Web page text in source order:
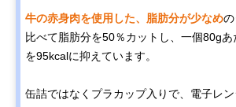
牛の赤身肉を使用した、脂肪分が少なめ
比べて脂肪分を50％カットし、一個80g
を95kcalに抑えています。
缶詰ではなくプラカップ入りで、電子レ